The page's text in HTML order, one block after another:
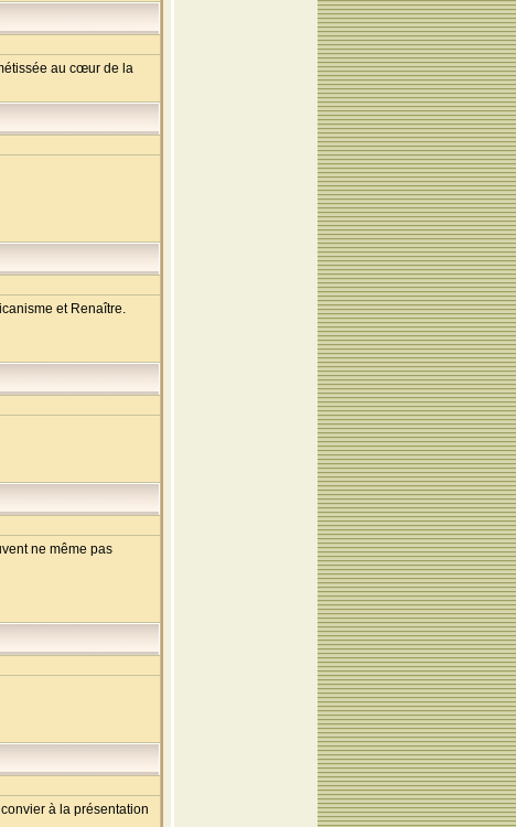
au cœur de la
et Renaître.
ne même pas
à la présentation